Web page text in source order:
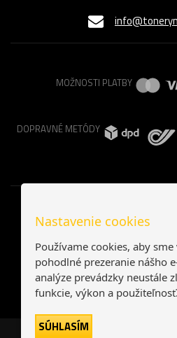
MOŽNOSTI PLATBY
DOPRAVNÉ METÓDY
Nastavenie cookies
Používame cookies, aby
pohodlné prezeranie nášho
analýze prevádzky neustále
funkcie, výkon a použiteľnosť.
SÚHLASÍM